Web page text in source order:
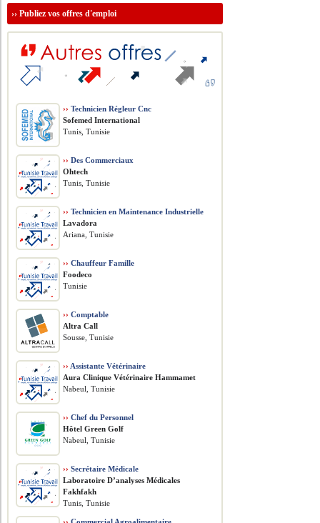
››Publiez vos offres d'emploi
›› Technicien Régleur Cnc
Sofemed International
Tunis, Tunisie
›› Des Commerciaux
Ohtech
Tunis, Tunisie
›› Technicien en Maintenance Industrielle
Lavadora
Ariana, Tunisie
›› Chauffeur Famille
Foodeco
Tunisie
›› Comptable
Altra Call
Sousse, Tunisie
›› Assistante Vétérinaire
Aura Clinique Vétérinaire Hammamet
Nabeul, Tunisie
›› Chef du Personnel
Hôtel Green Golf
Nabeul, Tunisie
›› Secrétaire Médicale
Laboratoire D’analyses Médicales
Fakhfakh
Tunis, Tunisie